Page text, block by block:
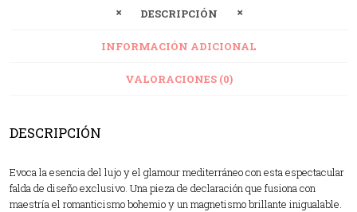
DESCRIPCIÓN
INFORMACIÓN ADICIONAL
VALORACIONES (0)
DESCRIPCIÓN
Evoca la esencia del lujo y el glamour mediterráneo con esta espectacular
falda de diseño exclusivo. Una pieza de declaración que fusiona con
maestría el romanticismo bohemio y un magnetismo brillante inigualable.